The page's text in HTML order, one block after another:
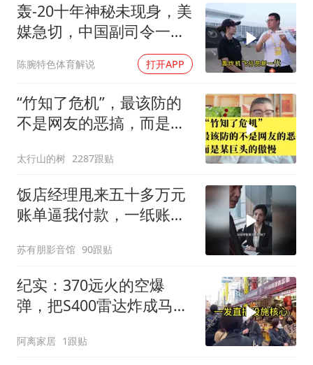
轰-20十年神秘未现身，美
媒急切，中国副司令一句
陈腕特色体育解说 打开APP
“竹知了危机”，最该防的
不是网友的恶搞，而是某
太行山的树 2287跟贴
饭店经理甩来五十多万元
账单逼我付款，一纸账单
苏有朋影音馆 90跟贴
纪实：370远火的空爆
弹，把S400雷达炸成马蜂
了
阿离家居 1跟贴